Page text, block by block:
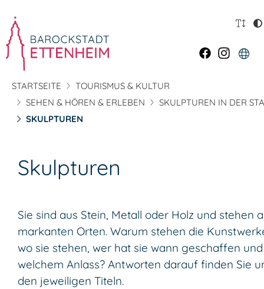
STARTSEITE
TOURISMUS & KULTUR
SEHEN & HÖREN & ERLEBEN
SKULPTUREN IN DER
SKULPTUREN
Skulpturen
Sie sind aus Stein, Metall oder Holz und stehen
markanten Orten. Warum stehen die
wo sie stehen, wer hat sie wann geschaffen
welchem Anlass? Antworten darauf finden Sie
den jeweiligen Titeln.